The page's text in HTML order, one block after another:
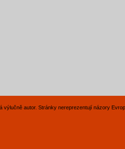
autor. Stránky nereprezentují názory